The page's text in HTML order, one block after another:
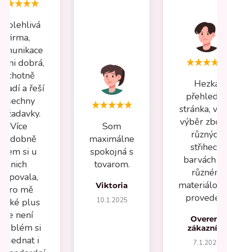
firma,
dobrá,
ochotně
a řeší
všechny
Více
nádobně
jsem si u
nich
pro mě
plus
že není
si
i
Som
maximálne
spokojná s
tovarom.
Viktoria
10.1.2025
Hezká
stránka,
výběr
různých
střihech,
barvách a
různém
Overený
zákazník
7.1.2025